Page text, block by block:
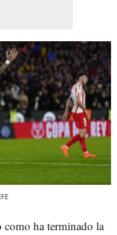
como ha terminado la